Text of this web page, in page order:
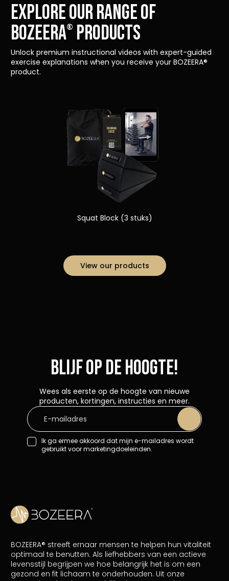
Explore our range of
Bozeera® products
Unlock premium instructional videos with expert-guided
exercise explanations when you receive your BOZEERA®
product.
Squat Block (3 stuks)
View our products
Blijf op de hoogte!
Ik ga ermee akkoord dat mijn e-mailadres wordt
gebruikt voor marketingdoeleinden.
Wees als eerste op de hoogte van nieuwe
producten, kortingen, instructies en meer.
BOZEERA® streeft ernaar mensen te helpen hun vitaliteit
optimaal te benutten. Als liefhebbers van een actieve
levensstijl begrijpen we hoe belangrijk het is om een
gezond en fit lichaam te onderhouden. Uit onze